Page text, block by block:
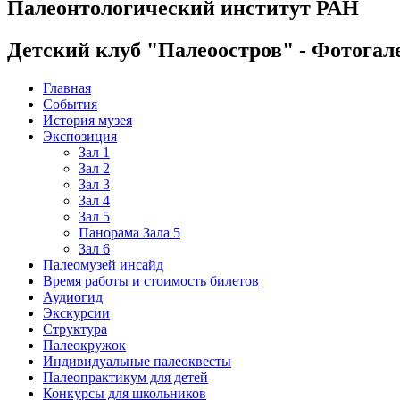
Палеонтологический институт РАН
Детский клуб "Палеоостров" -
Главная
События
История музея
Экспозиция
Зал 1
Зал 2
Зал 3
Зал 4
Зал 5
Панорама Зала 5
Зал 6
Палеомузей инсайд
Время работы и стоимость билетов
Аудиогид
Экскурсии
Структура
Палеокружок
Индивидуальные палеоквесты
Палеопрактикум для детей
Конкурсы для школьников